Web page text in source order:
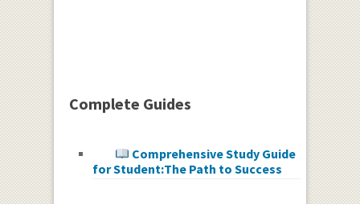
Complete Guides
Comprehensive Study Guide
for Student:The Path to Success